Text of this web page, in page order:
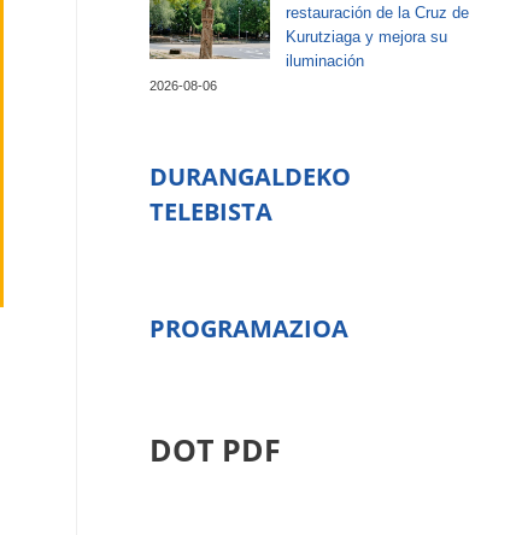
restauración de la Cruz de
Kurutziaga y mejora su
iluminación
2026-08-06
DURANGALDEKO
TELEBISTA
PROGRAMAZIOA
DOT PDF